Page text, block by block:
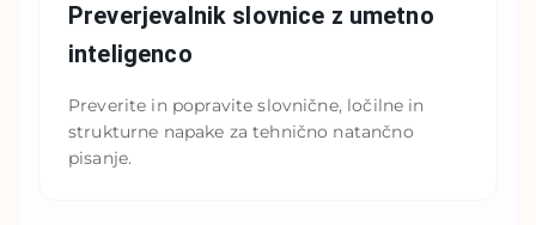
Preverjevalnik slovnice z umetno
inteligenco
Preverite in popravite slovnične, ločilne in
strukturne napake za tehnično natančno
pisanje.